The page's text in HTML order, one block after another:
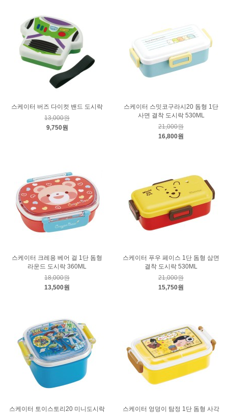
스케이터 버즈 다이컷 밴드 도시락
13,000원
9,750원
스케이터 스밋코구라시20 돔형 1단
사면 결착 도시락 530ML
21,000원
16,800원
스케이터 크레용 베어 걸 1단 돔형
라운드 도시락 360ML
18,000원
13,500원
스케이터 푸우 페이스 1단 돔형 삼면
결착 도시락 530ML
21,000원
15,750원
스케이터 토이스토리20 미니도시락
스케이터 엉덩이 탐정 1단 돔형 사각